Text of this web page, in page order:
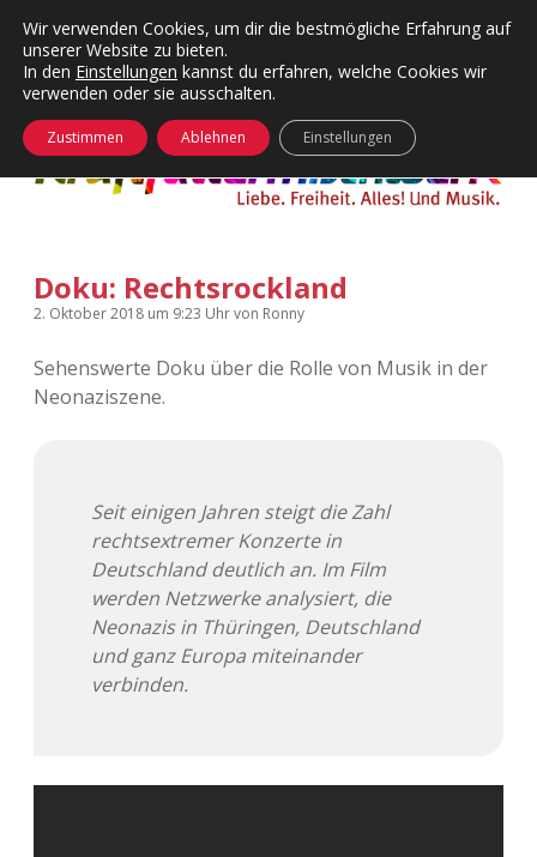
Kategorien
Menü
24 Hours Chilling
Die Wende
KFMW-Disco
Täglicher Sinnwahn
Visuelles
Wandnotizen
KFMW-Disco
Dates
Contact
Menü
öffnen
Adventskalender 2012
Adventskalender 2013
Adventskalender 2014
Adventskalender 2015
öffnen
Doku: Rechtsrockland
2. Oktober 2018 um 9:23 Uhrvon Ronny
Sehenswerte Doku über die Rolle von Musik in der
Neonaziszene.
Seit einigen Jahren steigt die Zahl
rechtsextremer Konzerte in
Deutschland deutlich an. Im Film
werden Netzwerke analysiert, die
Neonazis in Thüringen, Deutschland
und ganz Europa miteinander
verbinden.
Wir verwenden Cookies, um dir die bestmögliche Erfahrung auf
unserer Website zu bieten.
In den Einstellungen kannst du erfahren, welche Cookies wir
verwenden oder sie ausschalten.
Zustimmen Ablehnen Einstellungen